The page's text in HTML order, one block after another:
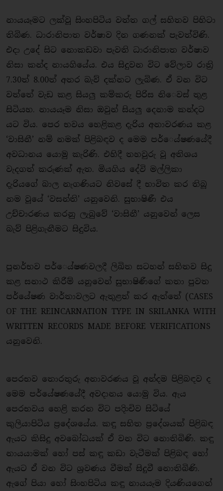
නායයෑමට ලක්වූ සිංහපිටිය වත්ත ගල් සහිතව පිහිටා
තිබිණ. ධාරානිපාත වර්ෂාව දින ගණනක් පැවත්විණි.
එදා උදේ සිට නොකඩවා පැවති ධාරානිපාත වර්ෂාව
නිසා කන්ද නායගියේය. එය සිදුවන විට වේලාව රාත්‍රි
7.30ත් 8.00ත් අතර බැව් දක්නට ලැබිණ. ඒ වන විට
වත්තේ වැඩ කළ සියලු කම්කරු පිරිස නි​ෙවස් තුළ
සිටියහ. නායයෑම නිසා ඔවුන් සියලු දෙනාම කන්දට
යට විය. පෙර භවය හෙළිකළ දැරිය අනාවරණය කළ
‘වාසිනී’ නම් නමක් පිළිබඳව ද මෙම පර්​ෙය්ෂණයේදී
අවධානය යොමු කැරිණි. එහිදී තහවුරු වූ අතිශය
වැදගත් කරුණක් ඇත. මියගිය දේවි මල්ලිකා
දැරියගේ බාල නැගණියට නිවසේ දී භාවිත කර තිබූ
නම වූයේ ‘වසන්ති’ යනුවෙනි. සුභාෂිණී එය
උච්චාරණය කරනු ලැබුවේ ‘වාසිනී’ යනුවෙන් ලෙස
බැව් පිළිගැනීමට සිදුවිය.
පුනර්භව පර්​ෙ‌ය්ෂණවලදී ලිඛිත සටහන් සහිතව සිදු
කළ සනාථ කිරීම් යනුවෙන් සුභාෂිණීගේ කතා පුවත
පර්යේෂණ වාර්තාවලට ඇතුළත් කර ඇත්තේ (CASES
OF THE REINCARNATION TYPE IN SRILANKA WITH
WRITTEN RECORDS MADE BEFORE VERIFICATIONS
යනුවෙනි.
පෙරභව තොරතුරු අනාවරණය වූ අන්දම පිළිබඳව ද
මෙම පර්යේෂණයේදී අවදානය යොමු විය. ඇය
පෙරභවය හෙළි කරන විට පදිංචිව සිටියේ
කුලියාපිටිය ප්‍රදේශයේය. කඳු සහිත ප්‍රදේශයක් පිළිබඳ
ඇයට කිසිදු අවබෝධයක් ඒ වන විට නොතිබිණි. කඳු
නායයාමක් හෝ පස් කඳු කඩා වැටීමක් පිළිබඳ හෝ
ඇයට ඒ වන විට ශ්‍රවණය වීමක් සිදුවී නොතිබිණි.
ඇගේ පියා හෝ සිංහපිටිය කඳු නායයෑම දියණියගෙන්